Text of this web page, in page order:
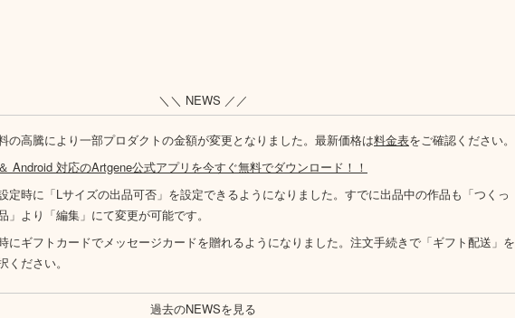
＼＼ NEWS ／／
の高騰により一部プロダクトの金額が変更となりました。最新価格は料金表をご確認ください。
Android 対応のArtgene公式アプリを今すぐ無料でダウンロード！！
定時に「Lサイズの出品可否」を設定できるようになりました。すでに出品中の作品も「つくっ
」より「編集」にて変更が可能です。
にギフトカードでメッセージカードを贈れるようになりました。注文手続きで「ギフト配送」を
ください。
過去のNEWSを見る